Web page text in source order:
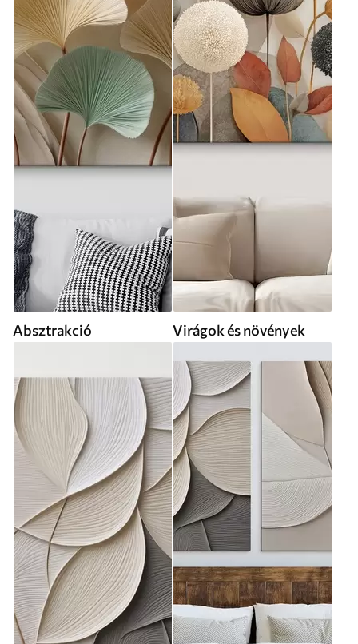
Absztrakció Virágok és növények